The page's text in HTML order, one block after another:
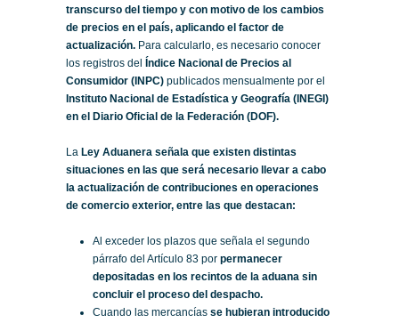
transcurso del tiempo y con motivo de los cambios
de precios en el país, aplicando el factor de
actualización. Para calcularlo, es necesario conocer
los registros del
Índice Nacional de Precios al
Consumidor (INPC) publicados mensualmente por el
Instituto Nacional de Estadística y Geografía (INEGI)
en el Diario Oficial de la Federación (DOF).
La Ley Aduanera señala que existen distintas
situaciones en las que será necesario llevar a cabo
la actualización de contribuciones en operaciones
de comercio exterior, entre las que destacan:
Al exceder los plazos que señala el segundo
párrafo del Artículo 83 por permanecer
depositadas en los recintos de la aduana sin
concluir el proceso del despacho.
Cuando las mercancías se hubieran introducido